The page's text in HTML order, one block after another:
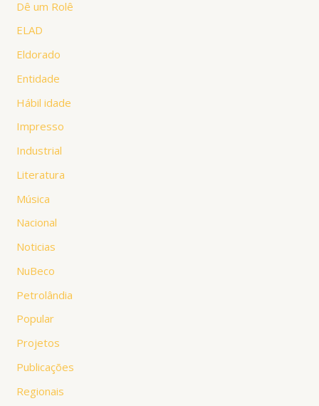
Dê um Rolê
ELAD
Eldorado
Entidade
Hábil idade
Impresso
Industrial
Literatura
Música
Nacional
Noticias
NuBeco
Petrolândia
Popular
Projetos
Publicações
Regionais